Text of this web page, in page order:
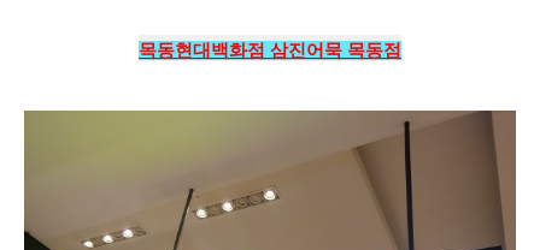
목동현대백화점 삼진어묵 목동점